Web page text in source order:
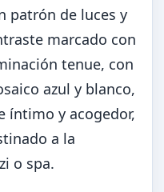
patrón de luces y
marcado con
tenue, con
azul y blanco,
íntimo y acogedor,
a la
o spa.